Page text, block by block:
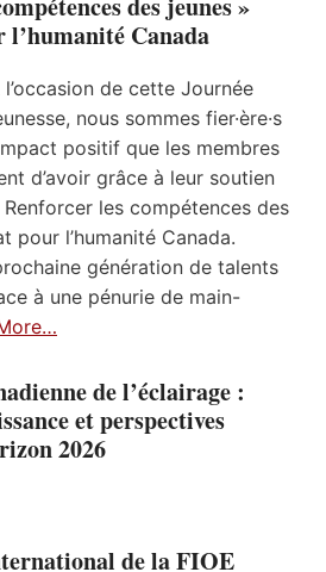
Canada
de cette Journée
nous sommes fier·ère·s
positif que les membres
d’avoir grâce à leur soutien
les compétences des
pour l’humanité Canada.
génération de talents
à une pénurie de main-
de l’éclairage :
et perspectives
2026
de la FIOE